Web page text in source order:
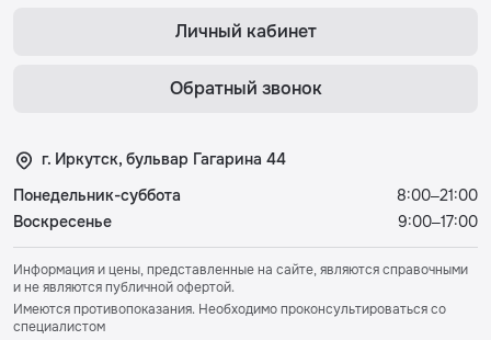
Личный кабинет
Обратный звонок
г. Иркутск, бульвар Гагарина 44
Понедельник-суббота
8:00–21:00
Воскресенье
9:00–17:00
Информация и цены, представленные на сайте, являются справочными
и не являются публичной офертой.
Имеются противопоказания. Необходимо проконсультироваться со
специалистом